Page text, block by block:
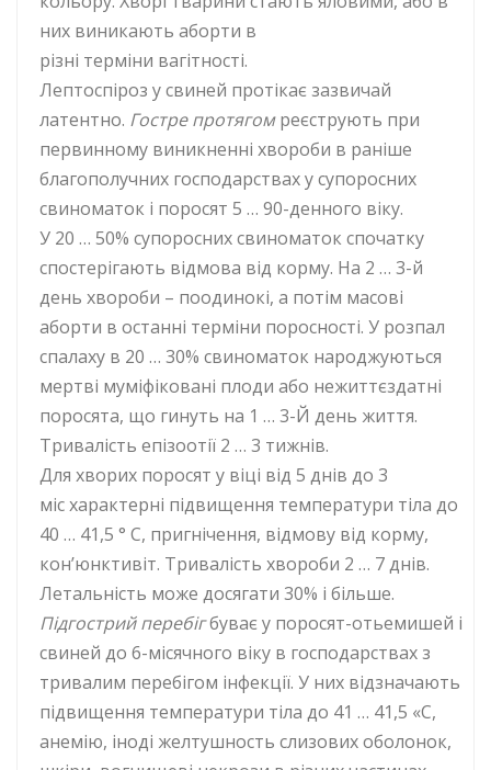
них виникають аборти в
різні терміни вагітності.
Лептоспіроз у свиней протікає зазвичай
латентно. Гостре протягомреєструють при
первинному виникненні хвороби в раніше
благополучних господарствах у супоросних
свиноматок і поросят 5 … 90-денного віку.
У 20 … 50% супоросних свиноматок спочатку
спостерігають відмова від корму. На 2 … 3-й
день хвороби – поодинокі, а потім масові
аборти в останні терміни поросності. У розпал
спалаху в 20 … 30% свиноматок народжуються
мертві муміфіковані плоди або нежиттєздатні
поросята, що гинуть на 1 … 3-Й день життя.
Тривалість епізоотії 2 … 3 тижнів.
Для хворих поросят у віці від 5 днів до 3
міс характерні підвищення температури тіла до
40 … 41,5 ° С, пригнічення, відмову від корму,
кон’юнктивіт. Тривалість хвороби 2 … 7 днів.
Летальність може досягати 30% і більше.
Підгострий перебігбуває у поросят-отьемишей і
свиней до 6-місячного віку в господарствах з
тривалим перебігом інфекції. У них відзначають
підвищення температури тіла до 41 … 41,5 «С,
анемію, іноді желтушность слизових оболонок,